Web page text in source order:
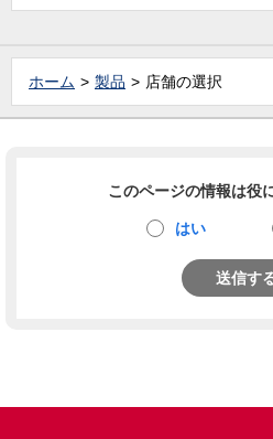
ホーム 製品 店舗の選択
このページの情報は役
はい
送信す